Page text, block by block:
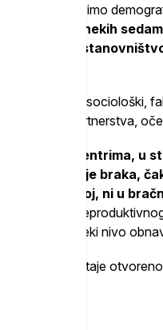
nas koji se bavimo
je započeo nekih
od kada se
pre svega sociološki,
poput krize partnerstva,
u urbanim centrima, u
sklapanje braka,
u vanbračnoj, ni u
primarnog
taj neki nivo
politike ostaje